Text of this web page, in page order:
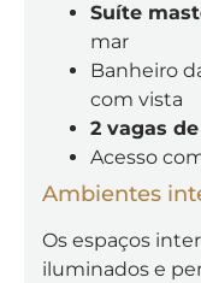
Suíte
mar
Banheiro
com vista
2 vagas
Acesso
Ambientes
Os espaços
iluminados e